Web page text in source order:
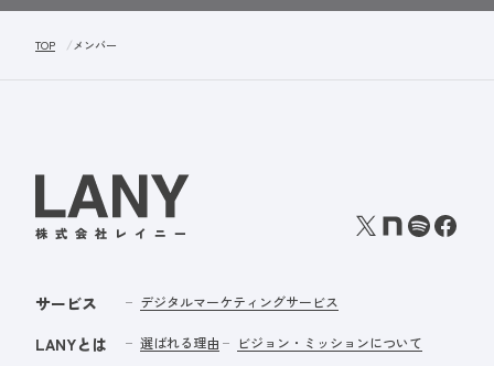
TOP メンバー
サービス デジタルマーケティングサービス
LANYとは 選ばれる理由 ビジョン・ミッションについて